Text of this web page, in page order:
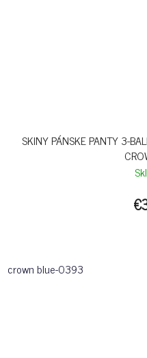
SKINY PÁNSKE PANTY 3-
crown blue-0393